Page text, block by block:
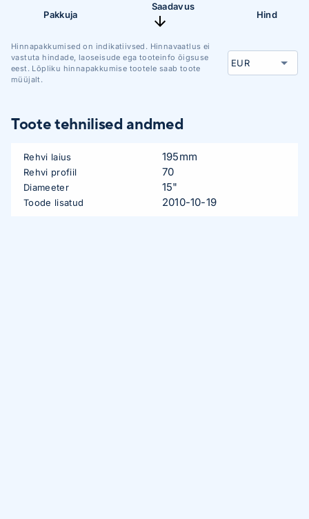
Pakkuja
Saadavus
Hind
Hinnapakkumised on indikatiivsed. Hinnavaatlus ei
vastuta hindade, laoseisude ega tooteinfo õigsuse
eest. Lõpliku hinnapakkumise tootele saab toote
müüjalt.
Toote tehnilised andmed
Rehvi laius 195mm
Rehvi profiil 70
Diameeter 15"
Toode lisatud 2010-10-19